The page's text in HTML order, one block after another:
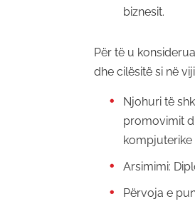
biznesit.
Për të u
dhe cilësitë si në
Njohuri të
promovimit
kompjuterike
Arsimimi:
Përvoja e